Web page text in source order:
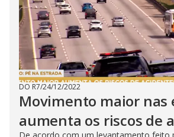
DO R7/24/12/2022
Movimento maior nas
aumenta os riscos de